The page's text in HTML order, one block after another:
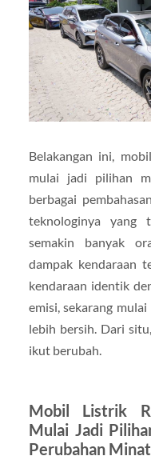
Belakangan ini,
mulai jadi pilihan
berbagai
teknologinya yang
semakin banyak
dampak kendaraan
kendaraan identik
emisi, sekarang
lebih bersih. Dari
ikut berubah.
Mobil Listrik
Mulai Jadi
Perubahan Minat